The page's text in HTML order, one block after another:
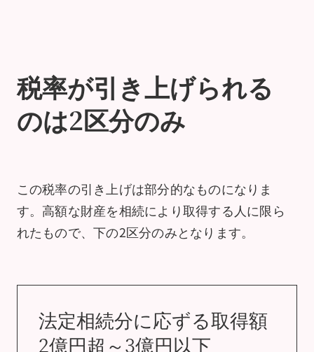
税率が引き上げられる
のは2区分のみ
この税率の引き上げは部分的なものになりま
す。高額な財産を相続により取得する人に限ら
れたもので、下の2区分のみとなります。
法定相続分に応ずる取得額
2億円超～3億円以下